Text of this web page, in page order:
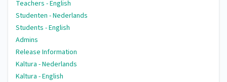
Teachers - English
Studenten - Nederlands
Students - English
Admins
Release Information
Kaltura - Nederlands
Kaltura - English